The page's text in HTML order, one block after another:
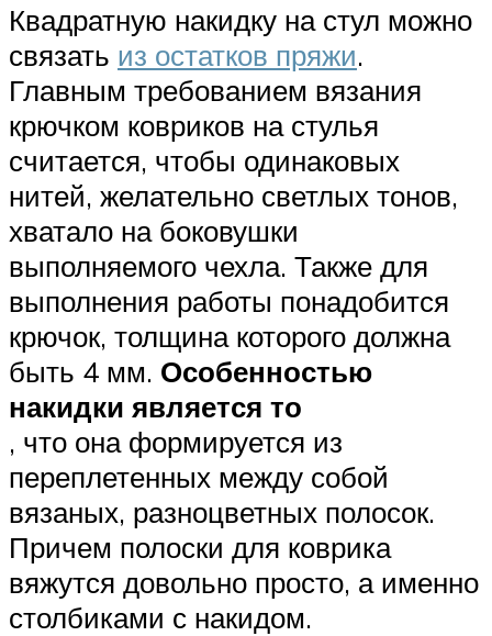
Квадратную накидку на стул можно
связать из остатков пряжи.
Главным требованием вязания
крючком ковриков на стулья
считается, чтобы одинаковых
нитей, желательно светлых тонов,
хватало на боковушки
выполняемого чехла. Также для
выполнения работы понадобится
крючок, толщина которого должна
быть 4 мм. Особенностью
накидки является то
, что она формируется из
переплетенных между собой
вязаных, разноцветных полосок.
Причем полоски для коврика
вяжутся довольно просто, а именно
столбиками с накидом.